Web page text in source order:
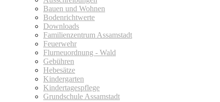
Bauen und Wohnen
Bodenrichtwerte
Downloads
Familienzentrum Assamstadt
Feuerwehr
Flurneuordnung - Wald
Gebühren
Hebesätze
Kindergarten
Kindertagespflege
Grundschule Assamstadt